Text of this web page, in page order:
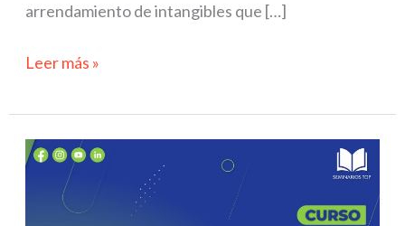
arrendamiento de intangibles que […]
Leer más »
Curso
Declaración